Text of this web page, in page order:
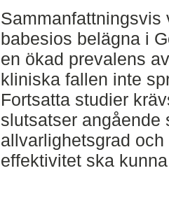
Sammanfattningsvis
babesios belägna i
en ökad prevalens
kliniska fallen inte
Fortsatta studier
slutsatser angående
allvarlighetsgrad
effektivitet ska